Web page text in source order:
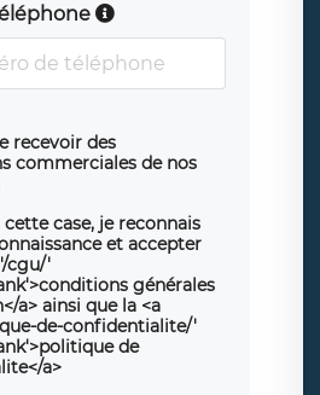
recevoir des
commerciales de nos
case, je reconnais
et accepter
cgu/'
générales
a> ainsi que la <a
de-confidentialite/'
de
a>